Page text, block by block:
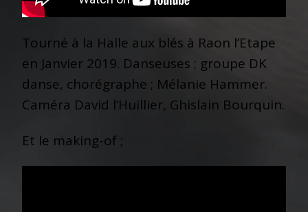
Tourné à la Halle aux blés à Raon l’Etape
en Janvier 2019. Danseuses ; groupe DK
danse, chorégraphe ; Mélanie Hammer.
Caméra David l’Huillier, Ghislain Bourquin.
Et le making-of ;